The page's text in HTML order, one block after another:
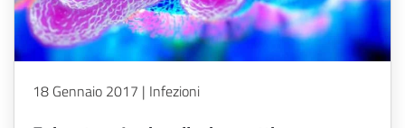
18 Gennaio 2017 | Infezioni